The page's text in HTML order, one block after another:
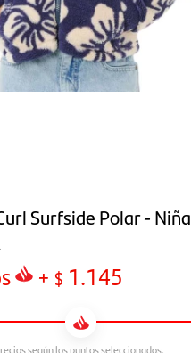
Surfside Polar - Niña
+ $ 1.145